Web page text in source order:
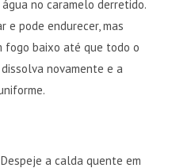
no caramelo derretido.
e pode endurecer, mas
fogo baixo até que todo o
novamente e a
Despeje a calda quente em